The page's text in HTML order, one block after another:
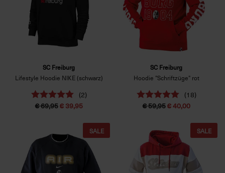
SC Freiburg
Lifestyle Hoodie NIKE (schwarz)
(2)
€ 69,95€ 39,95
SC Freiburg
Hoodie "Schriftzüge" rot
(18)
€ 59,95€ 40,00
SALE SALE